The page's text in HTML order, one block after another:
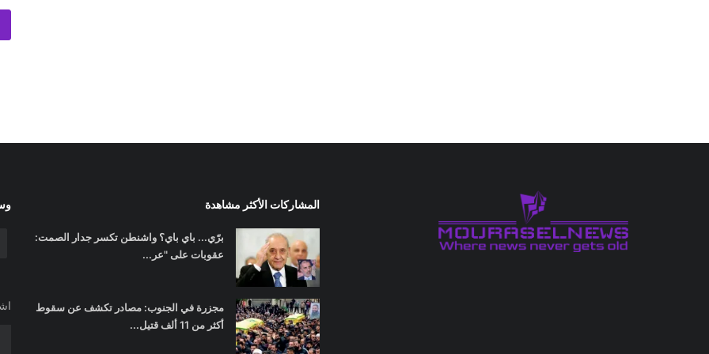
المشاركات الأكثر مشاهدة
برّي... باي باي؟ واشنطن تكسر جدار الصمت:
عقوبات على "عر...
مجزرة في الجنوب: مصادر تكشف عن سقوط
أكثر من 11 ألف قتيل...